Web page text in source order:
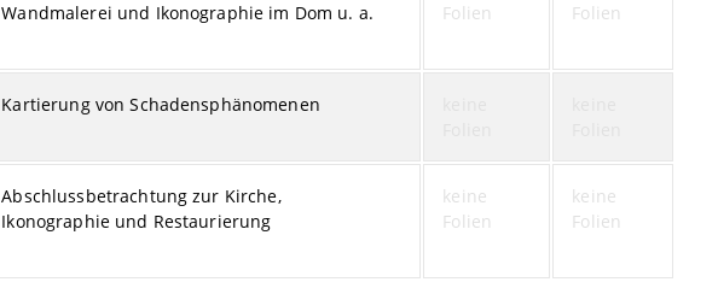
Wandmalerei und Ikonographie im Dom u. a.
Folien
Folien
Kartierung von Schadensphänomenen
Abschlussbetrachtung zur Kirche,
Ikonographie und Restaurierung
keine
Folien
keine
Folien